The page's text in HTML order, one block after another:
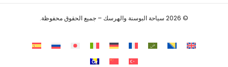
© 2026 سياحة البوسنة والهرسك – جميع الحقوق محفوظة.